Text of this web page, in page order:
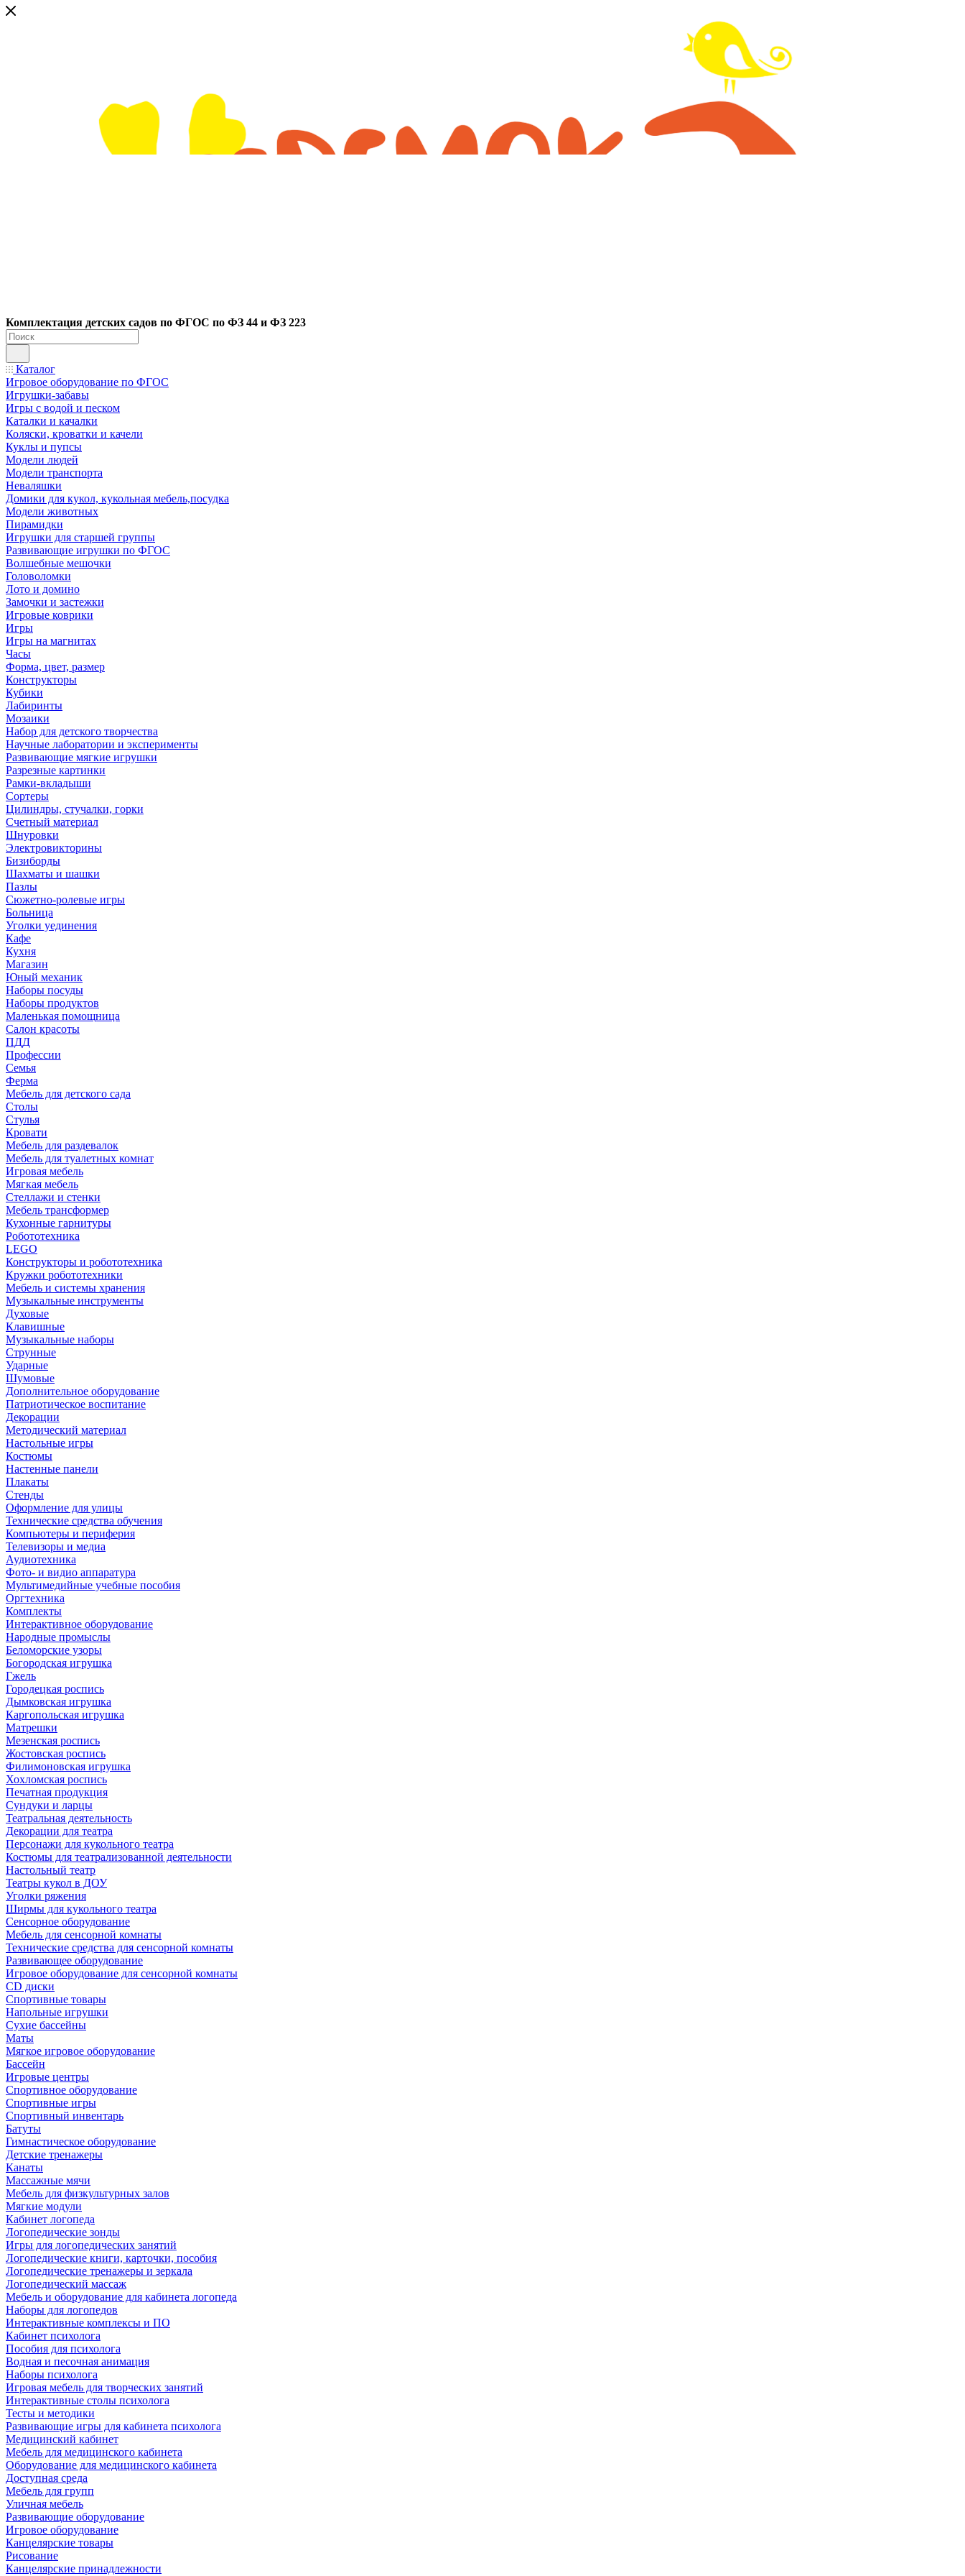
Комплектация детских садов по ФГОC по ФЗ 44 и ФЗ 223
Каталог
Игровое оборудование по ФГОС
Игрушки-забавы
Игры с водой и песком
Каталки и качалки
Коляски, кроватки и качели
Куклы и пупсы
Модели людей
Модели транспорта
Неваляшки
Домики для кукол, кукольная мебель,посудка
Модели животных
Пирамидки
Игрушки для старшей группы
Развивающие игрушки по ФГОС
Волшебные мешочки
Головоломки
Лото и домино
Замочки и застежки
Игровые коврики
Игры
Игры на магнитах
Часы
Форма, цвет, размер
Конструкторы
Кубики
Лабиринты
Мозаики
Набор для детского творчества
Научные лаборатории и эксперименты
Развивающие мягкие игрушки
Разрезные картинки
Рамки-вкладыши
Сортеры
Цилиндры, стучалки, горки
Счетный материал
Шнуровки
Электровикторины
Бизиборды
Шахматы и шашки
Пазлы
Сюжетно-ролевые игры
Больница
Уголки уединения
Кафе
Кухня
Магазин
Юный механик
Наборы посуды
Наборы продуктов
Маленькая помощница
Салон красоты
ПДД
Профессии
Семья
Ферма
Мебель для детского сада
Столы
Cтулья
Кровати
Мебель для раздевалок
Мебель для туалетных комнат
Игровая мебель
Мягкая мебель
Стеллажи и стенки
Мебель трансформер
Кухонные гарнитуры
Робототехника
LEGO
Конструкторы и робототехника
Кружки робототехники
Мебель и системы хранения
Музыкальные инструменты
Духовые
Клавишные
Музыкальные наборы
Струнные
Ударные
Шумовые
Дополнительное оборудование
Патриотическое воспитание
Декорации
Методический материал
Настольные игры
Костюмы
Настенные панели
Плакаты
Стенды
Оформление для улицы
Технические средства обучения
Компьютеры и периферия
Телевизоры и медиа
Аудиотехника
Фото- и видио аппаратура
Мультимедийные учебные пособия
Оргтехника
Комплекты
Интерактивное оборудование
Народные промыслы
Беломорские узоры
Богородская игрушка
Гжель
Городецкая роспись
Дымковская игрушка
Каргопольская игрушка
Матрешки
Мезенская роспись
Жостовская роспись
Филимоновская игрушка
Хохломская роспись
Печатная продукция
Сундуки и ларцы
Театральная деятельность
Декорации для театра
Персонажи для кукольного театра
Костюмы для театрализованной деятельности
Настольный театр
Театры кукол в ДОУ
Уголки ряжения
Ширмы для кукольного театра
Сенсорное оборудование
Мебель для сенсорной комнаты
Технические средства для сенсорной комнаты
Развивающее оборудование
Игровое оборудование для сенсорной комнаты
CD диски
Спортивные товары
Напольные игрушки
Сухие бассейны
Маты
Мягкое игровое оборудование
Бассейн
Игровые центры
Спортивное оборудование
Спортивные игры
Спортивный инвентарь
Батуты
Гимнастическое оборудование
Детские тренажеры
Канаты
Массажные мячи
Мебель для физкультурных залов
Мягкие модули
Кабинет логопеда
Логопедические зонды
Игры для логопедических занятий
Логопедические книги, карточки, пособия
Логопедические тренажеры и зеркала
Логопедический массаж
Мебель и оборудование для кабинета логопеда
Наборы для логопедов
Интерактивные комплексы и ПО
Кабинет психолога
Пособия для психолога
Водная и песочная анимация
Наборы психолога
Игровая мебель для творческих занятий
Интерактивные столы психолога
Тесты и методики
Развивающие игры для кабинета психолога
Медицинский кабинет
Мебель для медицинского кабинета
Оборудование для медицинского кабинета
Доступная среда
Мебель для групп
Уличная мебель
Развивающие оборудование
Игровое оборудование
Канцелярские товары
Рисование
Канцелярские принадлежности